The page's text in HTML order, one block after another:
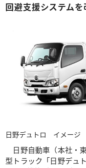
回避支援システムを
日野デュトロ イメージ
日野自動車（本社・
型トラック「日野デュ